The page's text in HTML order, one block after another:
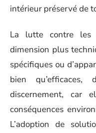
intérieur préservé de
La lutte contre les
dimension plus
spécifiques ou
bien qu’efficaces,
discernement, car
conséquences
L’adoption de